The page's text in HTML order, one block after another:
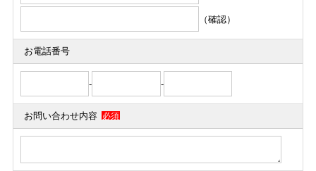
（確認）
お電話番号
- -
お問い合わせ内容 必須